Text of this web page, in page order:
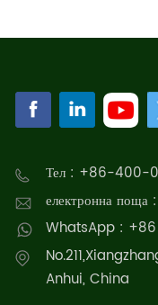
Тел : +86-400-
електронна
WhatsApp :
Anhui, China